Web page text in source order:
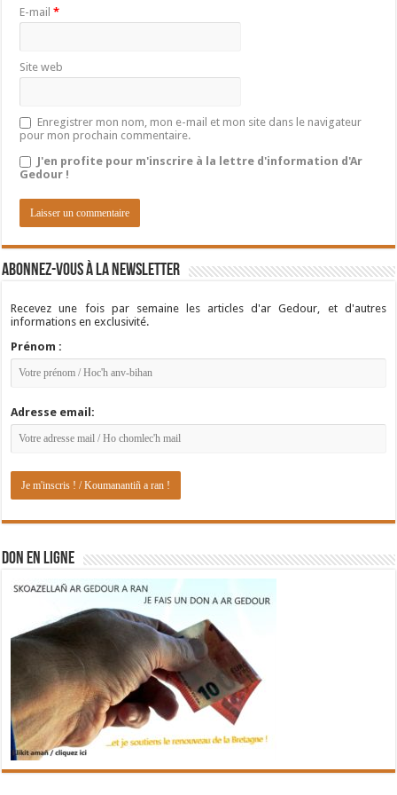
E-mail*
Site web
Enregistrer mon nom, mon e-mail et mon site dans le navigateur
pour mon prochain commentaire.
J'en profite pour m'inscrire à la lettre d'information d'Ar
Gedour !
Abonnez-vous à la newsletter
Recevez une fois par semaine les articles d'ar Gedour, et d'autres
informations en exclusivité.
Prénom :
Adresse email:
DON EN LIGNE